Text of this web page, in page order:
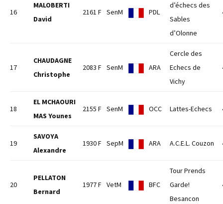
16
MALOBERTI
David
2161 F SenM PDL
d’échecs des
Sables
d’Olonne
17
CHAUDAGNE
Christophe
2083 F SenM ARA
Cercle des
Echecs de
Vichy
18
EL MCHAOURI
MAS Younes
2155 F SenM OCC Lattes-Echecs
19
SAVOYA
Alexandre
1930 F SepM ARA A.C.E.L. Couzon
20
PELLATON
Bernard
1977 F VetM BFC
Tour Prends
Garde!
Besancon